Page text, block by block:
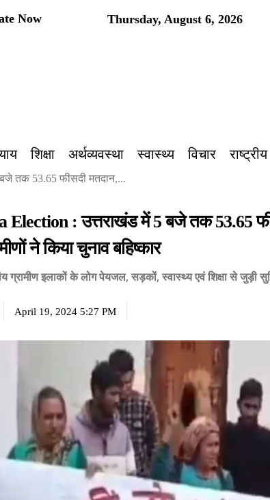
Thursday, August 6, 2026
Now
शिक्षा अर्थव्यवस्था स्वास्थ्य विचार राष्ट्रीय
तक 53.65 फीसदी मतदान,...
Election : उत्तराखंड में 5 बजे तक 53.65
ने किया चुनाव बहिष्कार
ग्रामीण इलाकों के लोग पेयजल, सड़कों, स्वास्थ्य एवं शिक्षा से जुड़ी
April 19, 2024 5:27 PM